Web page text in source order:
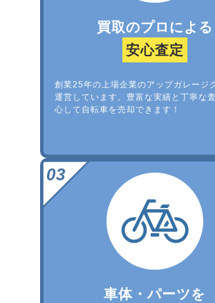
買取のプロによる
安心査定
創業25年の上場企業のアップガレージ
運営しています。豊富な実績と丁寧な
心して自転車を売却できます！
車体・パーツを